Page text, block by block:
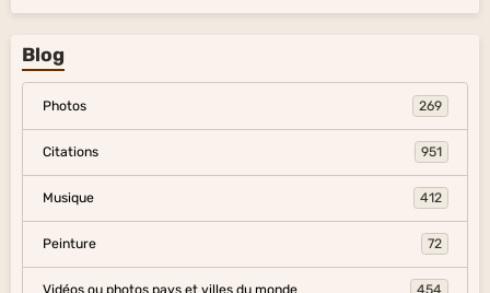
Blog
Photos 269
Citations 951
Musique 412
Peinture 72